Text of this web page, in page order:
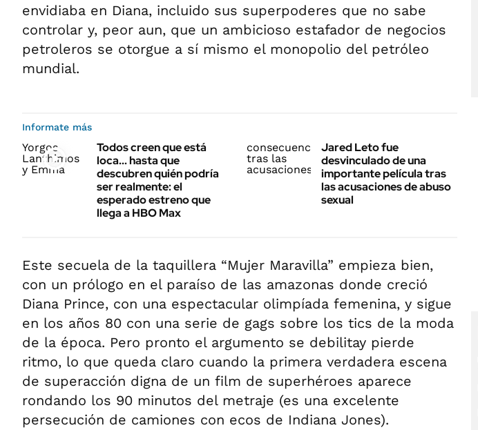
envidiaba en Diana, incluido sus superpoderes que no sabe
controlar y, peor aun, que un ambicioso estafador de negocios
petroleros se otorgue a sí mismo el monopolio del petróleo
mundial.
Informate más
Todos creen que está
loca... hasta que
descubren quién podría
ser realmente: el
esperado estreno que
llega a HBO Max
Jared Leto fue
desvinculado de una
importante película tras
las acusaciones de abuso
sexual
Este secuela de la taquillera “Mujer Maravilla” empieza bien,
con un prólogo en el paraíso de las amazonas donde creció
Diana Prince, con una espectacular olimpíada femenina, y sigue
en los años 80 con una serie de gags sobre los tics de la moda
de la época. Pero pronto el argumento se debilitay pierde
ritmo, lo que queda claro cuando la primera verdadera escena
de superacción digna de un film de superhéroes aparece
rondando los 90 minutos del metraje (es una excelente
persecución de camiones con ecos de Indiana Jones).